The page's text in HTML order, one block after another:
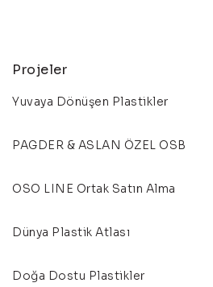
Projeler
Yuvaya Dönüşen Plastikler
PAGDER & ASLAN ÖZEL OSB
OSO LINE Ortak Satın Alma
Dünya Plastik Atlası
Doğa Dostu Plastikler